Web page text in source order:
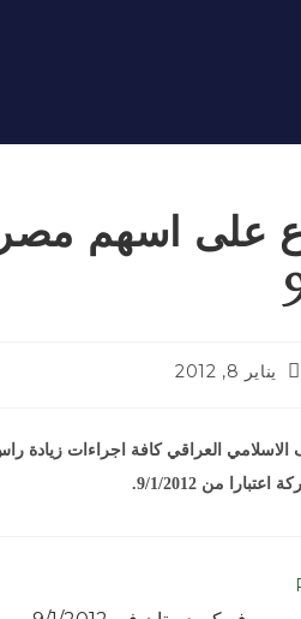
على اسهم
يناير 8, 2012
من 9/1/2012.